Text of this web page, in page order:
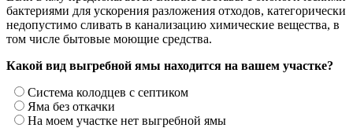
бактериями для ускорения разложения отходов, категорически
недопустимо сливать в канализацию химические вещества, в
том числе бытовые моющие средства.
Какой вид выгребной ямы находится на вашем участке?
Система колодцев с септиком
Яма без откачки
На моем участке нет выгребной ямы